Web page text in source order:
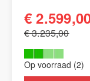
€
€ 3.235,00
Op voorraad (2)